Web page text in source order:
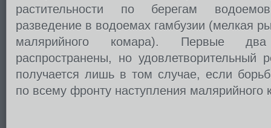
растительности по берегам
разведение в водоемах гамбузии (мелкая
малярийного комара). Первые
распространены, но удовлетворительный
получается лишь в том случае, если
по всему фронту наступления малярийного